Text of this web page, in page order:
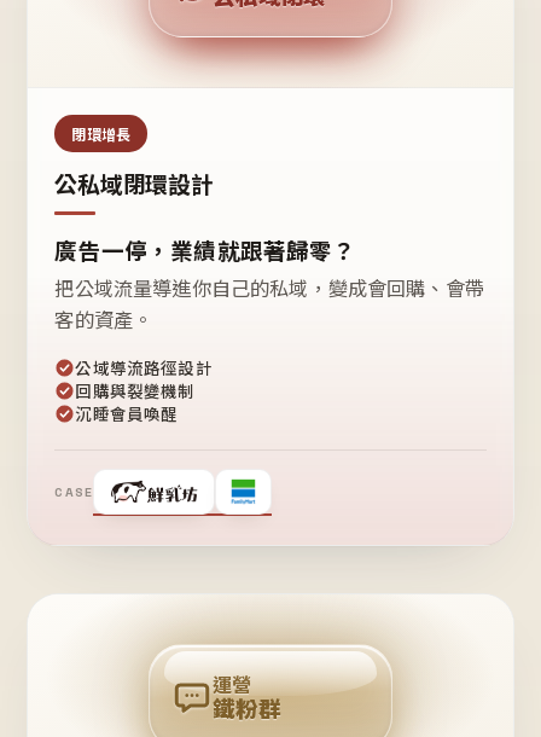
公域流量
私域鐵粉
閉環增長
公私域閉環設計
廣告一停，業績就跟著歸零？
把公域流量導進你自己的私域，變成會回購、會帶
客的資產。
公域導流路徑設計
回購與裂變機制
沉睡會員喚醒
CASE
❤
粉
回
購
運營
鐵粉群